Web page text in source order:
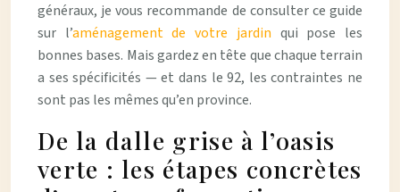
généraux, je vous recommande de consulter ce guide
sur l’aménagement de votre jardin qui pose les
bonnes bases. Mais gardez en tête que chaque terrain
a ses spécificités — et dans le 92, les contraintes ne
sont pas les mêmes qu’en province.
De la dalle grise à l’oasis
verte : les étapes concrètes